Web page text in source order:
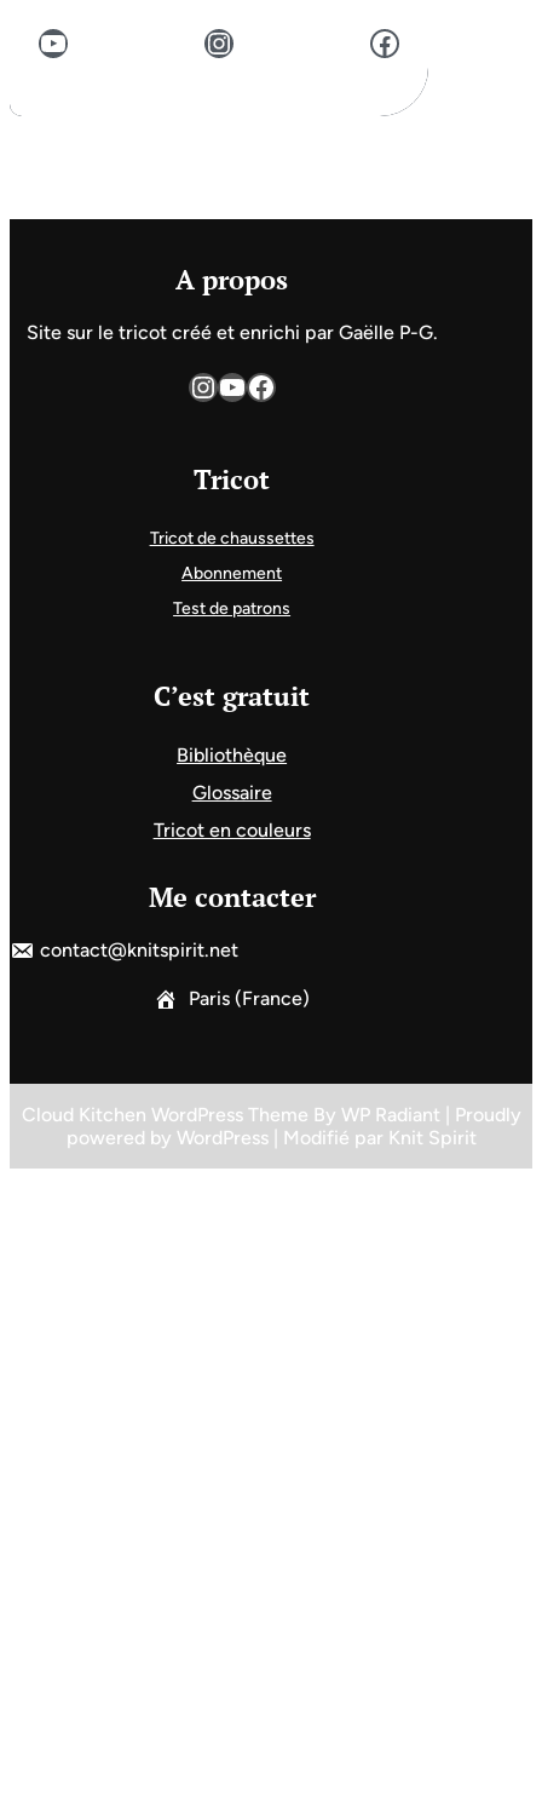
YouTube Instagram Facebook
A propos
Site sur le tricot créé et enrichi par Gaëlle P-G.
InstagramYouTube Facebook
Tricot
Tricot de chaussettes
Abonnement
Test de patrons
C’est gratuit
Bibliothèque
Glossaire
Tricot en couleurs
Me contacter
contact@knitspirit.net
Paris (France)
Cloud Kitchen WordPress Theme By WP Radiant | Proudly
powered by WordPress| Modifié par Knit Spirit